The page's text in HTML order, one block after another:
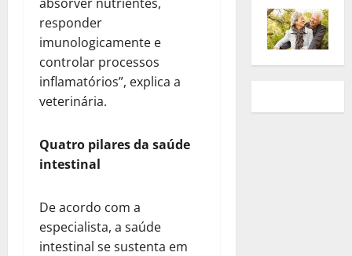
responder
imunologicamente e
controlar processos
inflamatórios”, explica a
veterinária.
Quatro pilares da saúde
intestinal
De acordo com a
especialista, a saúde
intestinal se sustenta em